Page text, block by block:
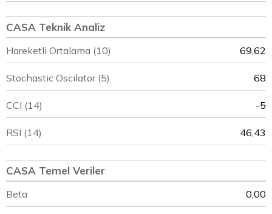
CASA Teknik Analiz
Hareketli Ortalama (10) 69,62
Stochastic Oscilator (5) 68
CCI (14) -5
RSI (14) 46,43
CASA Temel Veriler
Beta 0,00